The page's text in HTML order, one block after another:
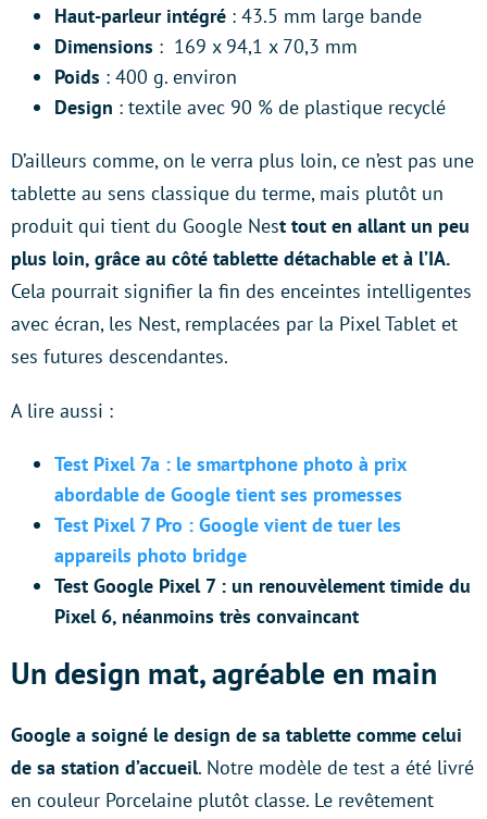
Haut-parleur intégré : 43.5 mm large bande
Dimensions : 169 x 94,1 x 70,3 mm
Poids : 400 g. environ
Design : textile avec 90 % de plastique recyclé
D’ailleurs comme, on le verra plus loin, ce n’est pas une
tablette au sens classique du terme, mais plutôt un
produit qui tient du Google Nest tout en allant un peu
plus loin, grâce au côté tablette détachable et à l’IA.
Cela pourrait signifier la fin des enceintes intelligentes
avec écran, les Nest, remplacées par la Pixel Tablet et
ses futures descendantes.
A lire aussi :
Test Pixel 7a : le smartphone photo à prix
abordable de Google tient ses promesses
Test Pixel 7 Pro : Google vient de tuer les
appareils photo bridge
Test Google Pixel 7 : un renouvèlement timide du
Pixel 6, néanmoins très convaincant
Un design mat, agréable en main
Google a soigné le design de sa tablette comme celui
de sa station d’accueil. Notre modèle de test a été livré
en couleur Porcelaine plutôt classe. Le revêtement